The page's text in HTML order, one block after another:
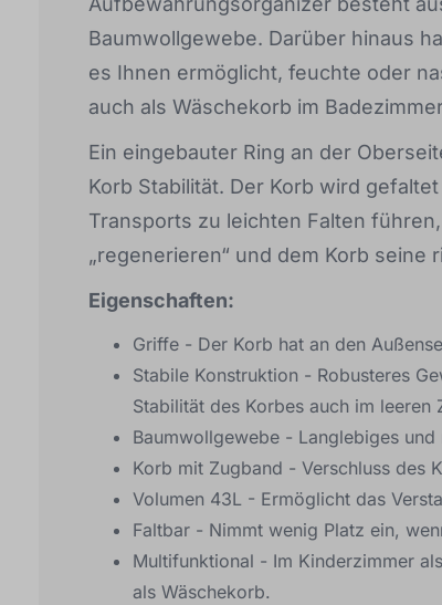
Baumwollgewebe. Darüber hinaus
es Ihnen ermöglicht, feuchte oder
auch als Wäschekorb im
Ein eingebauter Ring an der
Korb Stabilität. Der Korb wird
Transports zu leichten Falten
„regenerieren“ und dem Korb seine
Eigenschaften:
Griffe - Der Korb hat an den
Stabile Konstruktion - Robusteres
Stabilität des Korbes auch im leeren
Baumwollgewebe - Langlebiges und
Korb mit Zugband - Verschluss des
Volumen 43L - Ermöglicht das
Faltbar - Nimmt wenig Platz ein,
Multifunktional - Im Kinderzimmer
als Wäschekorb.